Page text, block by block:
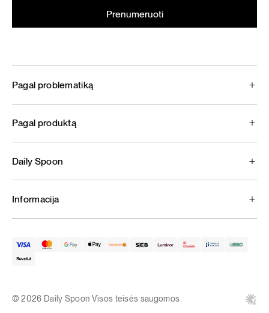
Pagal problematiką
Pagal produktą
Daily Spoon
Informacija
© 2026 Daily Spoon Visos teisės saugomos